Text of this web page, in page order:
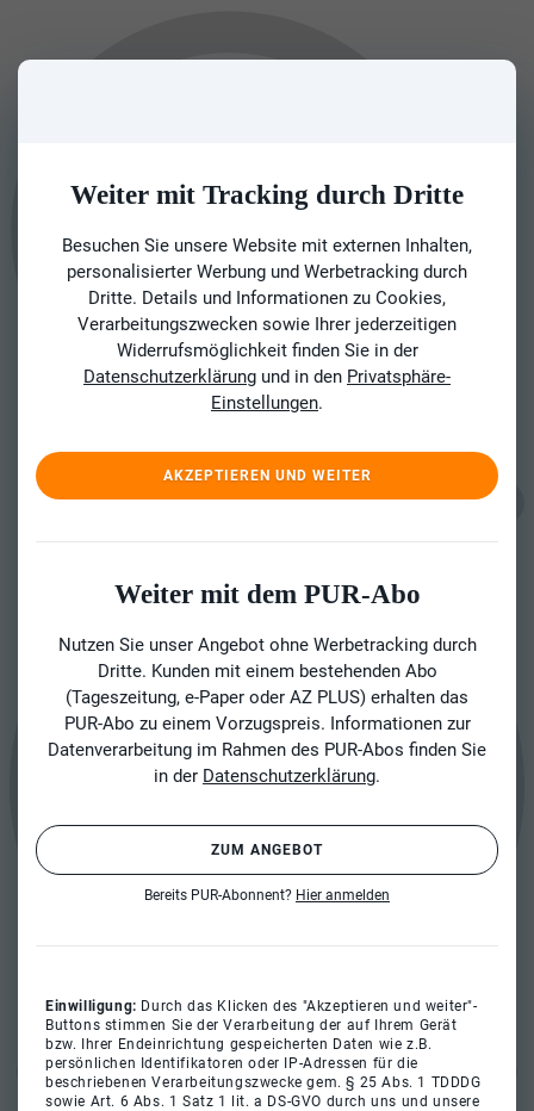
Weiter mit Tracking durch Dritte
Besuchen Sie unsere Website mit externen Inhalten,
personalisierter Werbung und Werbetracking durch
Dritte. Details und Informationen zu Cookies,
Verarbeitungszwecken sowie Ihrer jederzeitigen
Widerrufsmöglichkeit finden Sie in der
Datenschutzerklärung und in den Privatsphäre-
Einstellungen.
AKZEPTIEREN UND WEITER
Weiter mit dem PUR-Abo
Nutzen Sie unser Angebot ohne Werbetracking durch
Dritte. Kunden mit einem bestehenden Abo
(Tageszeitung, e-Paper oder AZ PLUS) erhalten das
PUR-Abo zu einem Vorzugspreis. Informationen zur
Datenverarbeitung im Rahmen des PUR-Abos finden Sie
in der Datenschutzerklärung.
ZUM ANGEBOT
Bereits PUR-Abonnent? Hier anmelden
Einwilligung: Durch das Klicken des "Akzeptieren und weiter"-
Buttons stimmen Sie der Verarbeitung der auf Ihrem Gerät
bzw. Ihrer Endeinrichtung gespeicherten Daten wie z.B.
persönlichen Identifikatoren oder IP-Adressen für die
beschriebenen Verarbeitungszwecke gem. § 25 Abs. 1 TDDDG
sowie Art. 6 Abs. 1 Satz 1 lit. a DS-GVO durch uns und unsere